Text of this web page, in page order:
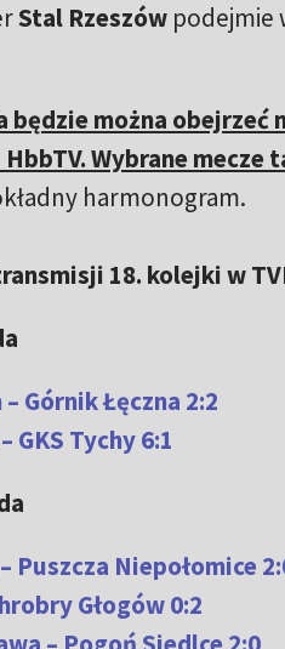
Stal Rzeszówpodejmie
można obejrzeć
Wybrane mecze
harmonogram.
18. kolejki w
Górnik Łęczna 2:2
GKS Tychy 6:1
Puszcza Niepołomice
Głogów 0:2